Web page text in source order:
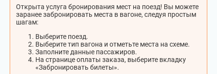
Открыта услуга бронирования мест на поезд! Вы можете
заранее забронировать места в вагоне, следуя простым
шагам:
Выберите поезд.
Выберите тип вагона и отметьте места на схеме.
Заполните данные пассажиров.
На странице оплаты заказа, выберите вкладку
«Забронировать билеты».